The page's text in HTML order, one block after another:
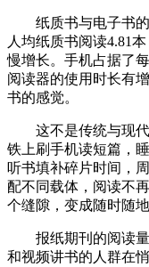
纸质书与电子书
人均纸质书阅读4.81
慢增长。手机占据了
阅读器的使用时长有
书的感觉。
这不是传统与现
铁上刷手机读短篇，
听书填补碎片时间，
配不同载体，阅读不
个缝隙，变成随时随
报纸期刊的阅读
和视频讲书的人群在